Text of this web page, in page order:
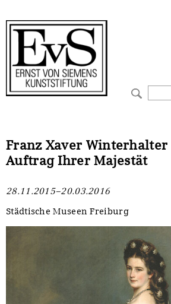
Franz Xaver
Auftrag Ihrer Majestät
28.11.2015–20.03.2016
Städtische Museen Freiburg
Förderphilosophie
Gremien
Presse und Neuigkeiten
Stellenangebote
Ankauf
Restaurierungen
Werkverzeichnisse
UKRAINE-Förderlinie